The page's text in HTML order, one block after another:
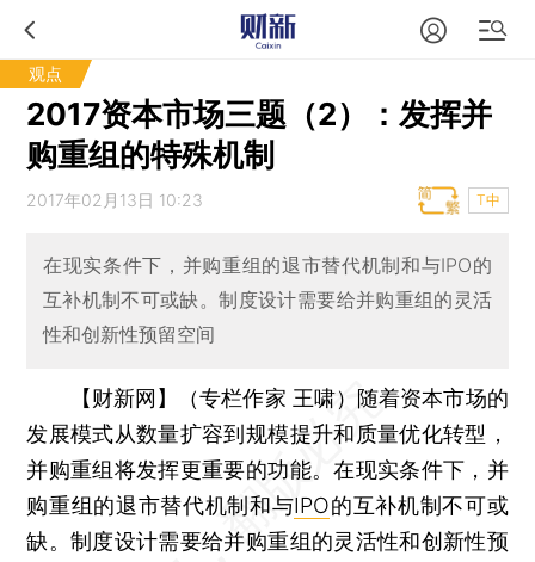
观点
2017资本市场三题（2）：发挥并
购重组的特殊机制
2017年02月13日 10:23 T中
在现实条件下，并购重组的退市替代机制和与IPO的
互补机制不可或缺。制度设计需要给并购重组的灵活
性和创新性预留空间
【财新网】（专栏作家 王啸） 随着资本市场的
发展模式从数量扩容到规模提升和质量优化转型，
并购重组将发挥更重要的功能。在现实条件下，并
购重组的退市替代机制和与IPO的互补机制不可或
缺。制度设计需要给并购重组的灵活性和创新性预